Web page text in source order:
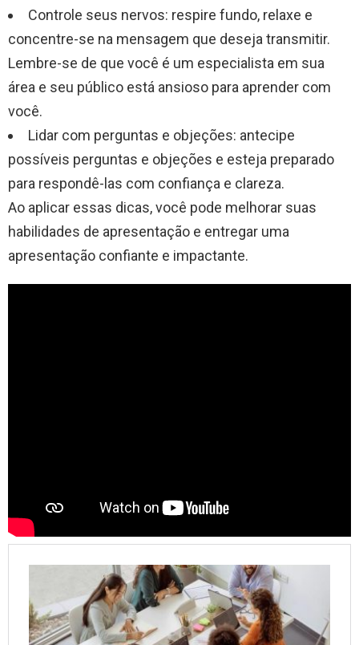
Controle seus nervos: respire fundo, relaxe e
concentre-se na mensagem que deseja transmitir.
Lembre-se de que você é um especialista em sua
área e seu público está ansioso para aprender com
você.
Lidar com perguntas e objeções: antecipe
possíveis perguntas e objeções e esteja preparado
para respondê-las com confiança e clareza.
Ao aplicar essas dicas, você pode melhorar suas
habilidades de apresentação e entregar uma
apresentação confiante e impactante.